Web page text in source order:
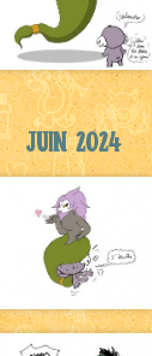
Juin 2024